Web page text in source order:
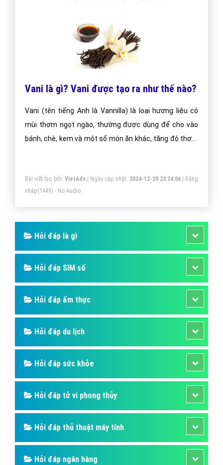
Vani là gì? Vani được tạo ra như thế nào?
Vani (tên tiếng Anh là Vannilla) là loại hương liệu có
mùi thơm ngọt ngào, thường được dùng để cho vào
bánh, chè, kem và một số món ăn khác, tăng độ thơm
Bài viết tạo bởi: VietAds| Ngày cập nhật: 2024-12-29 23:34:06|Đăng
nhập(1449) - No Audio
Hỏi đáp là gì
Hỏi đáp SIM số
Hỏi đáp ẩm thực
Hỏi đáp du lịch
Hỏi đáp sức khỏe
Hỏi đáp tử vi phong thủy
Hỏi đáp thủ thuật máy tính
Hỏi đáp ngân hàng